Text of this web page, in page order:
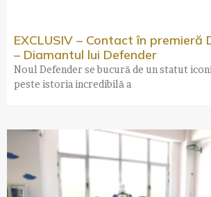
EXCLUSIV – Contact în premieră
– Diamantul lui Defender
Noul Defender se bucură de un statut
peste istoria incredibilă a